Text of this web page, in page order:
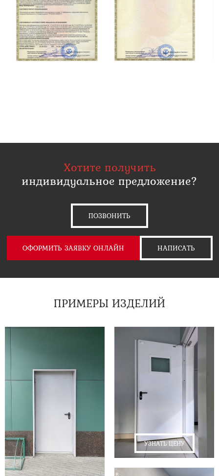
Хотите получить
индивидуальное предложение?
ПОЗВОНИТЬ
ОФОРМИТЬ ЗАЯВКУ ОНЛАЙН НАПИСАТЬ
ПРИМЕРЫ ИЗДЕЛИЙ
УЗНАТЬ ЦЕНУ